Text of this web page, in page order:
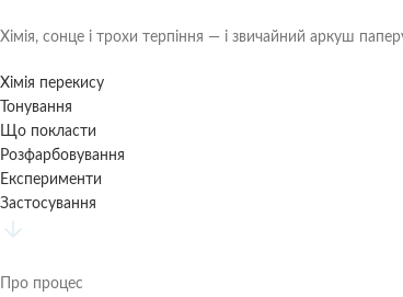
Хімія, сонце і трохи терпіння — і звичайний аркуш
Хімія перекису
Тонування
Що покласти
Розфарбовування
Експерименти
Застосування
Про процес